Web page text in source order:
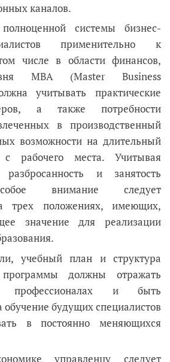
каналов.
системы бизнес-
применительно к
числе в области финансов,
MBA (Master Business
учитывать практические
а также потребности
в производственный
возможности на длительный
с рабочего места. Учитывая
разбросанность и занятость
внимание следует
трех положениях, имеющих,
значение для реализации
учебный план и структура
программы должны отражать
профессионалах и быть
будущих специалистов
в постоянно меняющихся
управленцу следует